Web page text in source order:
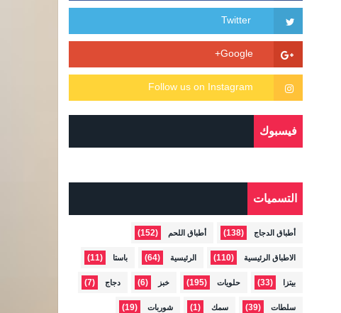
فيسبوك
التسميات
أطباق الدجاج (138) أطباق اللحم (152)
الاطباق الرئيسية (110) الرئيسية (64) باستا (11)
بيتزا (33) حلويات (195) خبز (6) دجاج (7)
سلطات (39) سمك (1) شوربات (19)